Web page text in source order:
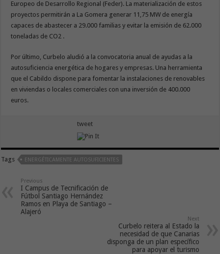
Europeo de Desarrollo Regional (Feder). La materialización de estos
proyectos permitirán a La Gomera generar 11,75 MW de energía
capaces de abastecer a 29.000 familias y evitar la emisión de 62.000
toneladas de CO2 .
Por último, Curbelo aludió a la convocatoria anual de ayudas a la
autosuficiencia energética de hogares y empresas. Una herramienta
que el Cabildo dispone para fomentar la instalaciones de renovables
en viviendas o locales comerciales con una inversión de 400.000
euros.
tweet
Tags ENERGÉTICAMENTE AUTOSUFICIENTES
Previous
I Campus de Tecnificación de
Fútbol Santiago Hernández
Ramos en Playa de Santiago –
Alajeró
Next
Curbelo reitera al Estado la
necesidad de que Canarias
disponga de un plan específico
para apoyar el turismo